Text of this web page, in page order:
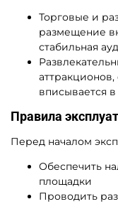
Торговые и
размещение
стабильная
вписывается
Правила
Перед началом
Обеспечить
площадки
Проводить